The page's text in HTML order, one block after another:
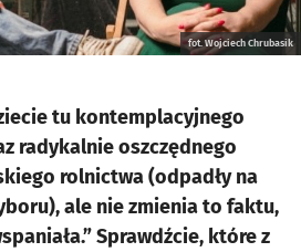
fot. Wojciech Chrubasik
tu kontemplacyjnego
radykalnie oszczędnego
rolnictwa (odpadły na
ale nie zmienia to faktu,
Sprawdźcie, które z